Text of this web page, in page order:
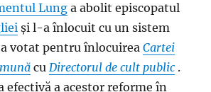
Lung a abolit episcopatul
și l-a înlocuit cu un sistem
votat pentru înlocuireaCartei
cuDirectorul de cult public .
efectivă a acestor reforme în